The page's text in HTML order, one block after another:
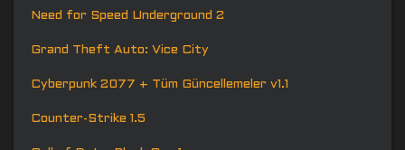
Need for Speed Underground 2
Grand Theft Auto: Vice City
Cyberpunk 2077 + Tüm Güncellemeler v1.1
Counter-Strike 1.5